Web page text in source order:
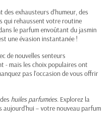
des exhausteurs d'humeur, des
qui rehaussent votre routine
le parfum envoûtant du jasmin
une évasion instantanée !
de nouvelles senteurs
- mais les choix populaires ont
pas l'occasion de vous offrir
huiles parfumées. Explorez la
aujourd'hui – votre nouveau parfum